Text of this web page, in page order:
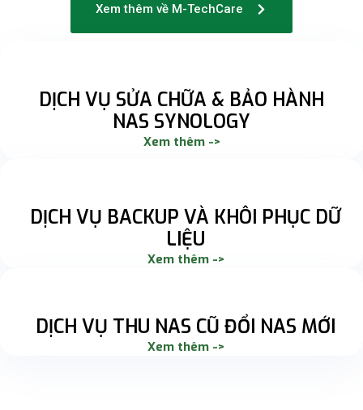
Xem thêm về M-TechCare
DỊCH VỤ SỬA CHỮA & BẢO HÀNH
NAS SYNOLOGY
Xem thêm ->
DỊCH VỤ BACKUP VÀ KHÔI PHỤC DỮ
LIỆU
Xem thêm ->
DỊCH VỤ THU NAS CŨ ĐỔI NAS MỚI
Xem thêm ->